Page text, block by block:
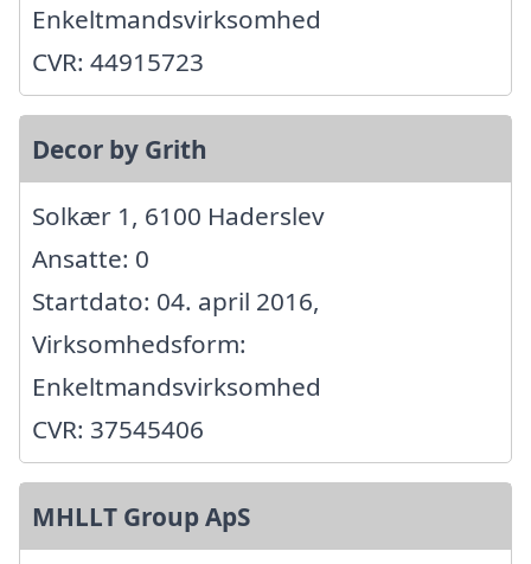
Enkeltmandsvirksomhed
CVR: 44915723
Decor by Grith
Solkær 1, 6100 Haderslev
Ansatte: 0
Startdato: 04. april 2016,
Virksomhedsform:
Enkeltmandsvirksomhed
CVR: 37545406
MHLLT Group ApS